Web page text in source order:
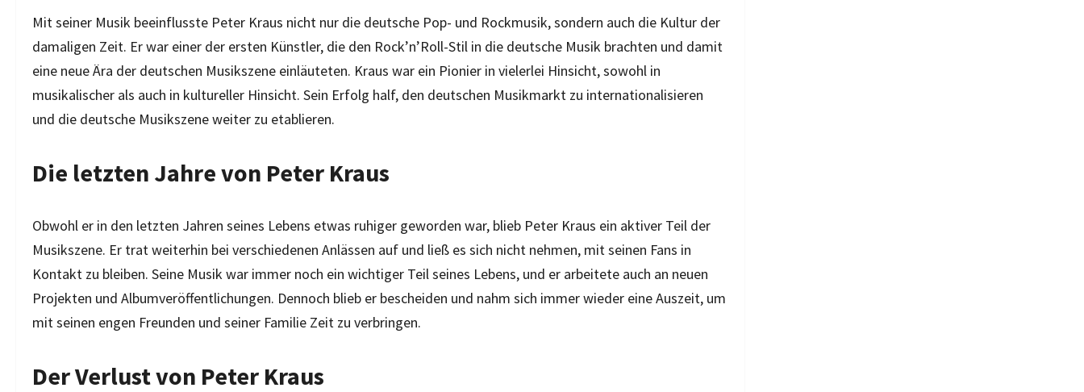
Mit seiner Musik beeinflusste Peter Kraus nicht nur die deutsche Pop- und Rockmusik, sondern auch die Kultur der
damaligen Zeit. Er war einer der ersten Künstler, die den Rock’n’Roll-Stil in die deutsche Musik brachten und damit
eine neue Ära der deutschen Musikszene einläuteten. Kraus war ein Pionier in vielerlei Hinsicht, sowohl in
musikalischer als auch in kultureller Hinsicht. Sein Erfolg half, den deutschen Musikmarkt zu internationalisieren
und die deutsche Musikszene weiter zu etablieren.
Die letzten Jahre von Peter Kraus
Obwohl er in den letzten Jahren seines Lebens etwas ruhiger geworden war, blieb Peter Kraus ein aktiver Teil der
Musikszene. Er trat weiterhin bei verschiedenen Anlässen auf und ließ es sich nicht nehmen, mit seinen Fans in
Kontakt zu bleiben. Seine Musik war immer noch ein wichtiger Teil seines Lebens, und er arbeitete auch an neuen
Projekten und Albumveröffentlichungen. Dennoch blieb er bescheiden und nahm sich immer wieder eine Auszeit, um
mit seinen engen Freunden und seiner Familie Zeit zu verbringen.
Der Verlust von Peter Kraus